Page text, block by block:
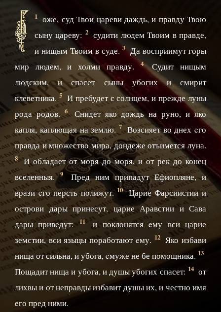
1
Б
оже, суд Твои цареви даждь, и правду Твою
сыну цареву: 2 судити людем Твоим в правде,
и нищым Твоим в суде. 3 Да восприимут горы
мир людем, и холми правду.4 Судит нищым
людским, и спасет сыны убогих и смирит
клеветника. 5 И пребудет с солнцем, и прежде луны
рода родов.6 Снидет яко дождь на руно, и яко
капля, каплющая на землю. 7 Возсияет во днех eго
правда и множество мира, дондеже отъимется луна.
8 И обладает от моря до моря, и от рек до конец
вселенныя.9
Пред ним припадут Ефиопляне, и
врази eго персть полижут. 10 Царие Фарсиистии и
острови дары принесут, царие Аравстии и Сава
дары приведут:
11
и поклонятся eму вси царие
земстии, вси языцы поработают eму. 12 Яко избави
нища от сильна, и убога, eмуже не бе помощника. 13
Пощадит нища и убога, и душы убогих спасет: 14 от
лихвы и от неправды избавит душы их, и честно имя
eго пред ними.